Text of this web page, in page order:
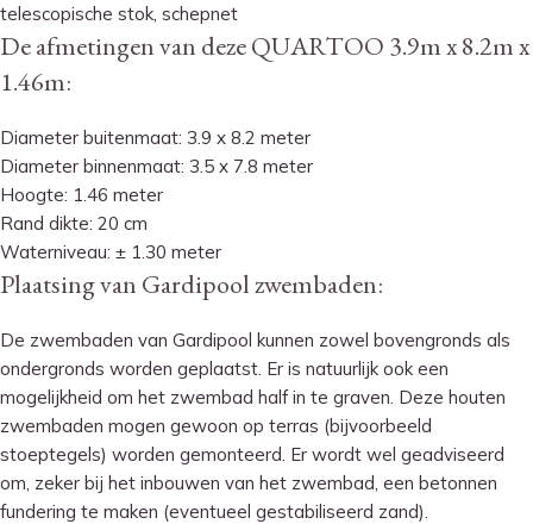
telescopische stok, schepnet
De afmetingen van deze QUARTOO 3.9m x 8.2m x
1.46m:
Diameter buitenmaat: 3.9 x 8.2 meter
Diameter binnenmaat: 3.5 x 7.8 meter
Hoogte: 1.46 meter
Rand dikte: 20 cm
Waterniveau: ± 1.30 meter
Plaatsing van Gardipool zwembaden:
De zwembaden van Gardipool kunnen zowel bovengronds als
ondergronds worden geplaatst. Er is natuurlijk ook een
mogelijkheid om het zwembad half in te graven. Deze houten
zwembaden mogen gewoon op terras (bijvoorbeeld
stoeptegels) worden gemonteerd. Er wordt wel geadviseerd
om, zeker bij het inbouwen van het zwembad, een betonnen
fundering te maken (eventueel gestabiliseerd zand).